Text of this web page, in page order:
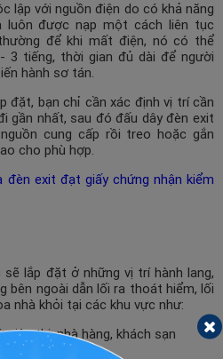
lập với nguồn điện do có khả năng
luôn được nạp một cách liên tục
để khi mất điện, nó có thể
3 tiếng, thời gian đủ dài để người
hành sơ tán.
đặt, bạn chỉ cần xác định vị trí cần
gần nhất, sau đó đấu dây đèn exit
cung cấp rồi treo hoặc gắn
cho phù hợp.
đèn exit đạt giấy chứng nhận kiểm
lắp đặt ở những vị trí hành lang,
bên ngoài dẫn lối ra thoát hiểm, lối
nhà khỏi tại các khu vực như:
thị, nhà hàng, khách sạn